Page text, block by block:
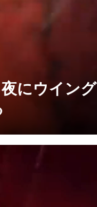
夜にウイン